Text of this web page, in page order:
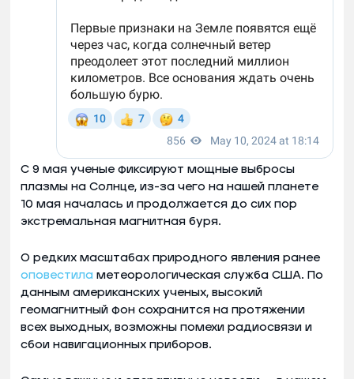
С 9 мая ученые фиксируют мощные выбросы
плазмы на Солнце, из-за чего на нашей планете
10 мая началась и продолжается до сих пор
экстремальная магнитная буря.
О редких масштабах природного явления ранее
оповестила метеорологическая служба США. По
данным американских ученых, высокий
геомагнитный фон сохранится на протяжении
всех выходных, возможны помехи радиосвязи и
сбои навигационных приборов.